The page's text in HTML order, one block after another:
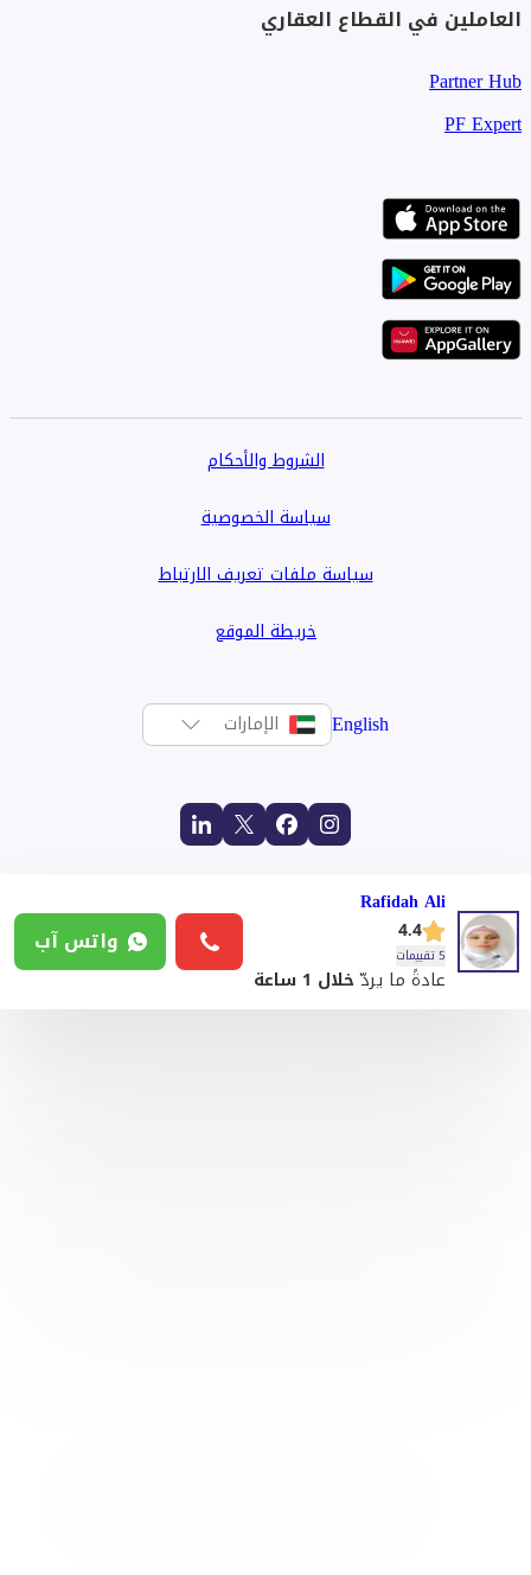
العاملين في القطاع العقاري
Partner Hub
PF Expert
الشروط والأحكام
سياسة الخصوصية
سياسة ملفات تعريف الارتباط
خريطة الموقع
English الإمارات
Rafidah Ali
4.4
5 تقييمات
عادةً ما يردّخلال 1 ساعة
واتس آب